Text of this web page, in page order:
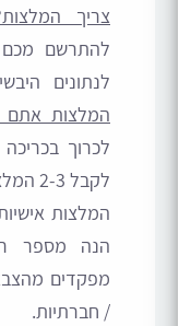
צריך
להתרשם
לנתונים
המלצות אתם
לכרוך
לקבל
המלצות
הנה מספר
מפקדים
/ חברתיות.